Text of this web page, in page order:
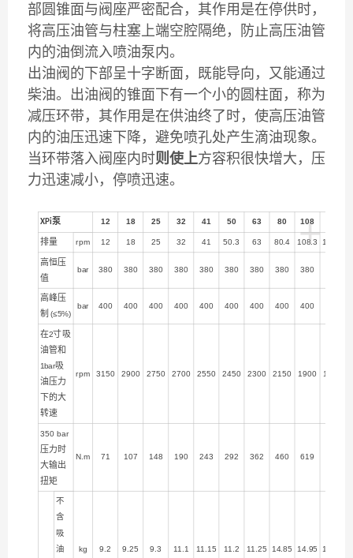
部圆锥面与阀座严密配合，其作用是在停供时，
将高压油管与柱塞上端空腔隔绝，防止高压油管
内的油倒流入喷油泵内。
出油阀的下部呈十字断面，既能导向，又能通过
柴油。出油阀的锥面下有一个小的圆柱面，称为
减压环带，其作用是在供油终了时，使高压油管
内的油压迅速下降，避免喷孔处产生滴油现象。
当环带落入阀座内时则使上方容积很快增大，压
力迅速减小，停喷迅速。
+
XPi泵 12 18 25 32 41 50 63 80 108
排量 rpm 12 18 25 32 41 50.3 63 80.4 108.3 129.8
高恒压
值
bar 380 380 380 380 380 380 380 380 380
高峰压
制 (≤5%)
bar 400 400 400 400 400 400 400 400 400
在2寸吸
油管和
1bar吸
油压力
下的大
转速
rpm 3150 2900 2750 2700 2550 2450 2300 2150 1900 1750
350 bar
压力时
大输出
扭矩
N.m 71 107 148 190 243 292 362 460 619
不
含
吸
油
kg 9.2 9.25 9.3 11.1 11.15 11.2 11.25 14.85 14.95 15.35